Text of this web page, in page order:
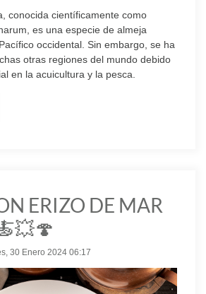
conocida científicamente como
es una especie de almeja
occidental. Sin embargo, se ha
otras regiones del mundo debido
en la acuicultura y la pesca.
ERIZO DE MAR
30 Enero 2024 06:17